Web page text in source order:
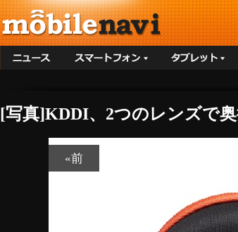
[写真]KDDI、2つのレンズで
«前